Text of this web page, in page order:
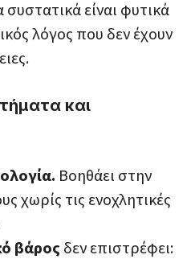
είναι φυτικά
λόγος που δεν έχουν
και
Βοηθάει στην
χωρίς τις ενοχλητικές
βάρος δεν επιστρέφει: